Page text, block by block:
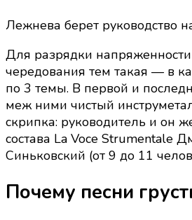
Лежнева берет руководство
Для разрядки
чередования тем такая — в
по 3 темы. В первой и
меж ними чистый
скрипка: руководитель и он
состава La Voce Strumentale
Синьковский (от 9 до 11
Почему песни